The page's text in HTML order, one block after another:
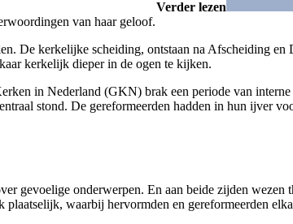
Verder lezen
van haar geloof.
De kerkelijke scheiding, ontstaan na Afscheiding
kerkelijk dieper in de ogen te kijken.
in Nederland (GKN) brak een periode van
stond. De gereformeerden hadden in hun ijver
gevoelige onderwerpen. En aan beide zijden
waarbij hervormden en gereformeerden